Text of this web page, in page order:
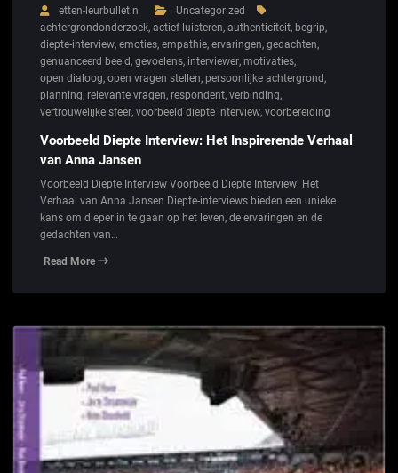
etten-leurbulletin
Uncategorized
achtergrondonderzoek, actief luisteren, authenticiteit, begrip,
diepte-interview, emoties, empathie, ervaringen, gedachten,
genuanceerd beeld, gevoelens, interviewer, motivaties,
open dialoog, open vragen stellen, persoonlijke achtergrond,
planning, relevante vragen, respondent, verbinding,
vertrouwelijke sfeer, voorbeeld diepte interview, voorbereiding
Voorbeeld Diepte Interview: Het Inspirerende Verhaal
van Anna Jansen
Voorbeeld Diepte Interview Voorbeeld Diepte Interview: Het
Verhaal van Anna Jansen Diepte-interviews bieden een unieke
kans om dieper in te gaan op het leven, de ervaringen en de
gedachten van…
Read More